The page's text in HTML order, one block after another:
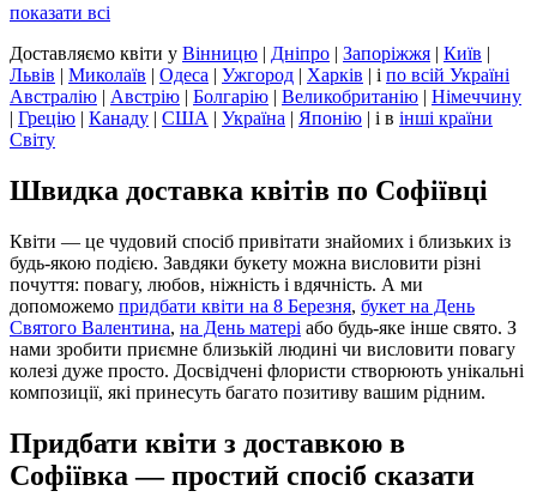
показати всі
Доставляємо квіти у Вінницю | Дніпро | Запоріжжя | Київ |
Львів | Миколаїв | Одеса | Ужгород | Харків | і по всій Україні
Австралію | Австрію | Болгарію | Великобританію | Німеччину
| Грецію | Канаду | США | Україна | Японію | і в інші країни
Світу
Швидка доставка квітів по Софіївці
Квіти — це чудовий спосіб привітати знайомих і близьких із
будь-якою подією. Завдяки букету можна висловити різні
почуття: повагу, любов, ніжність і вдячність. А ми
допоможемо придбати квіти на 8 Березня, букет на День
Святого Валентина, на День матері або будь-яке інше свято. З
нами зробити приємне близькій людині чи висловити повагу
колезі дуже просто. Досвідчені флористи створюють унікальні
композиції, які принесуть багато позитиву вашим рідним.
Придбати квіти з доставкою в
Софіївка — простий спосіб сказати